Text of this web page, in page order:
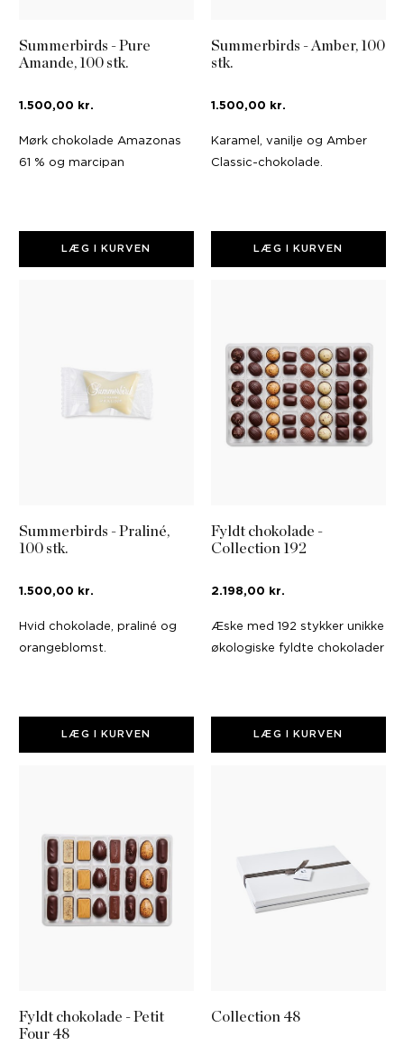
Summerbirds - Pure
Amande, 100 stk.
1.500,00 kr.
Mørk chokolade Amazonas
61 % og marcipan
LÆG I KURVEN
Summerbirds - Amber, 100
stk.
1.500,00 kr.
Karamel, vanilje og Amber
Classic-chokolade.
LÆG I KURVEN
Summerbirds - Praliné,
100 stk.
1.500,00 kr.
Hvid chokolade, praliné og
orangeblomst.
LÆG I KURVEN
Fyldt chokolade -
Collection 192
2.198,00 kr.
Æske med 192 stykker unikke
økologiske fyldte chokolader
LÆG I KURVEN
Fyldt chokolade - Petit
Four 48
Collection 48